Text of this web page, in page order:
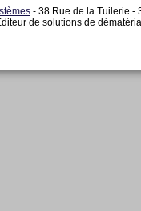
- 38 Rue de la Tuilerie -
de solutions de